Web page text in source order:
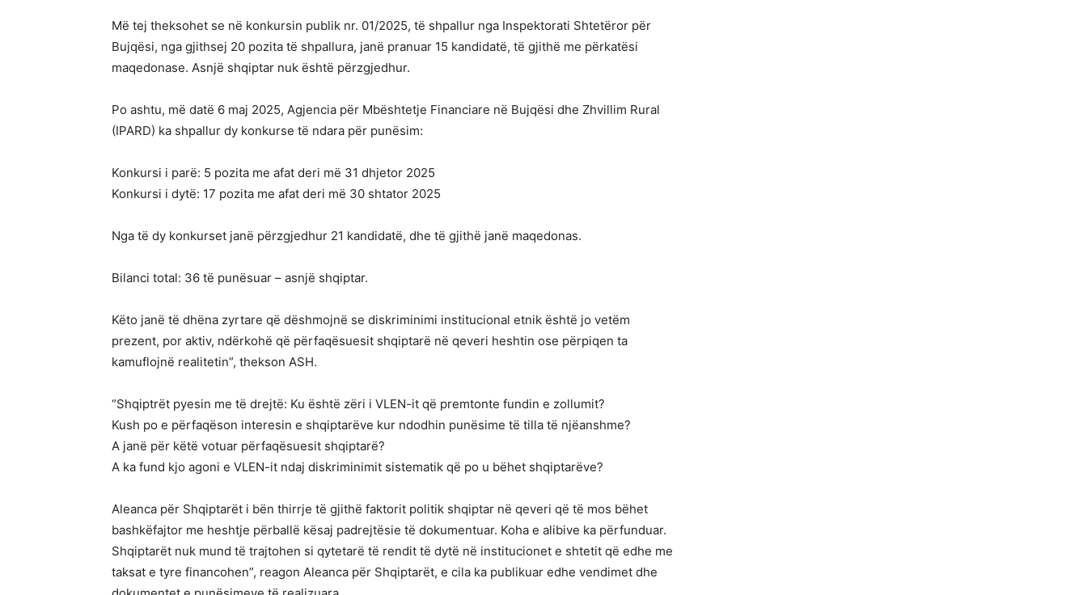
Më tej theksohet se në konkursin publik nr. 01/2025, të shpallur nga Inspektorati Shtetëror për
Bujqësi, nga gjithsej 20 pozita të shpallura, janë pranuar 15 kandidatë, të gjithë me përkatësi
maqedonase. Asnjë shqiptar nuk është përzgjedhur.
Po ashtu, më datë 6 maj 2025, Agjencia për Mbështetje Financiare në Bujqësi dhe Zhvillim Rural
(IPARD) ka shpallur dy konkurse të ndara për punësim:
Konkursi i parë: 5 pozita me afat deri më 31 dhjetor 2025
Konkursi i dytë: 17 pozita me afat deri më 30 shtator 2025
Nga të dy konkurset janë përzgjedhur 21 kandidatë, dhe të gjithë janë maqedonas.
Bilanci total: 36 të punësuar – asnjë shqiptar.
Këto janë të dhëna zyrtare që dëshmojnë se diskriminimi institucional etnik është jo vetëm
prezent, por aktiv, ndërkohë që përfaqësuesit shqiptarë në qeveri heshtin ose përpiqen ta
kamuflojnë realitetin”, thekson ASH.
“Shqiptrët pyesin me të drejtë: Ku është zëri i VLEN-it që premtonte fundin e zollumit?
Kush po e përfaqëson interesin e shqiptarëve kur ndodhin punësime të tilla të njëanshme?
A janë për këtë votuar përfaqësuesit shqiptarë?
A ka fund kjo agoni e VLEN-it ndaj diskriminimit sistematik që po u bëhet shqiptarëve?
Aleanca për Shqiptarët i bën thirrje të gjithë faktorit politik shqiptar në qeveri që të mos bëhet
bashkëfajtor me heshtje përballë kësaj padrejtësie të dokumentuar. Koha e alibive ka përfunduar.
Shqiptarët nuk mund të trajtohen si qytetarë të rendit të dytë në institucionet e shtetit që edhe me
taksat e tyre financohen”, reagon Aleanca për Shqiptarët, e cila ka publikuar edhe vendimet dhe